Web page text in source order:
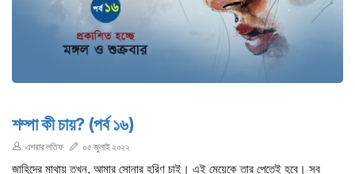
শম্পা কী চায়? (পর্ব ১৬)
এশরার লতিফ ০৫ জুলাই ২০২২
জাহিদের মাথায় তখন, আমার সোনার হরিণ চাই। এই মেয়েকে তার পেতেই হবে। সব